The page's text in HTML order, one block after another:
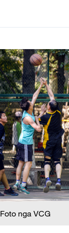
Foto nga VCG